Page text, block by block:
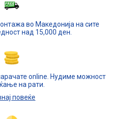
во Македонија на сите
над 15,000 ден.
online. Нудиме можност
на рати.
повеќе